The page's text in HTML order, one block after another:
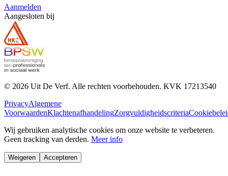
Aanmelden
Aangesloten bij
© 2026 Uit De Verf. Alle rechten voorbehouden. KVK 17213540
PrivacyAlgemene
VoorwaardenKlachtenafhandelingZorgvuldigheidscriteria
Wij gebruiken analytische cookies om onze website te verbeteren.
Geen tracking van derden. Meer info
Weigeren Accepteren